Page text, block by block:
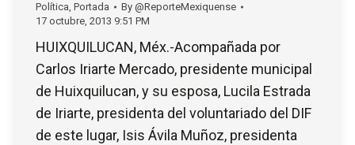
Política, Portada By @ReporteMexiquense
17 octubre, 2013 9:51 PM
HUIXQUILUCAN, Méx.-Acompañada por
Carlos Iriarte Mercado, presidente municipal
de Huixquilucan, y su esposa, Lucila Estrada
de Iriarte, presidenta del voluntariado del DIF
de este lugar, Isis Ávila Muñoz, presidenta